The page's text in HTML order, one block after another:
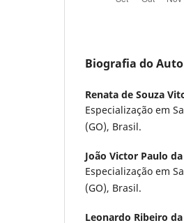
Biografia do
Renata de Souza
Especialização em
(GO), Brasil.
João Victor Paulo
Especialização em
(GO), Brasil.
Leonardo Ribeiro da